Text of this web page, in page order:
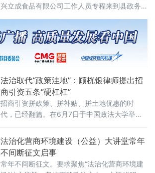
兴立成食品有限公司工作人员专程来到县政务
服务中心，将一面绣有“为民解忧办实事，热情
服务暖人心”的锦旗送到“企业之家”窗口，对该
窗口工作人员在其业务办理过程中提供的专业
高效、贴心暖心服务表达诚挚谢意。此次企业
申办的业务情况复杂、办理难度较大。该事项
围广、人员分布散
法治取代“政策洼地”：顾桄银律师提出招
商引资五条“硬杠杠”
招商引资拼政策、拼补贴、拼土地优惠的时
代，已经翻篇。在6月7日于中国政法大学举行
牌仪式暨首期公益大讲堂上，贵州黔邦律师事
务所副主任顾桄银律师提出鲜明判断：“现阶段
的竞争，归根结底是环境的竞争、是法治的竞
争、是治理能力的竞争。”当日，来自法学界、
法治化营商环境建设（公益）大讲堂常年
不间断征文启事
常年不间断征文。要求聚焦“法治化营商环境建